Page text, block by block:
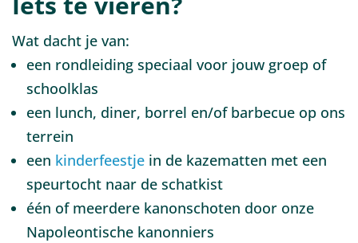
Wat dacht je van:
een rondleiding speciaal voor jouw groep of
schoolklas
een lunch, diner, borrel en/of barbecue op ons
terrein
een kinderfeestje in de kazematten met een
speurtocht naar de schatkist
één of meerdere kanonschoten door onze
Napoleontische kanonniers